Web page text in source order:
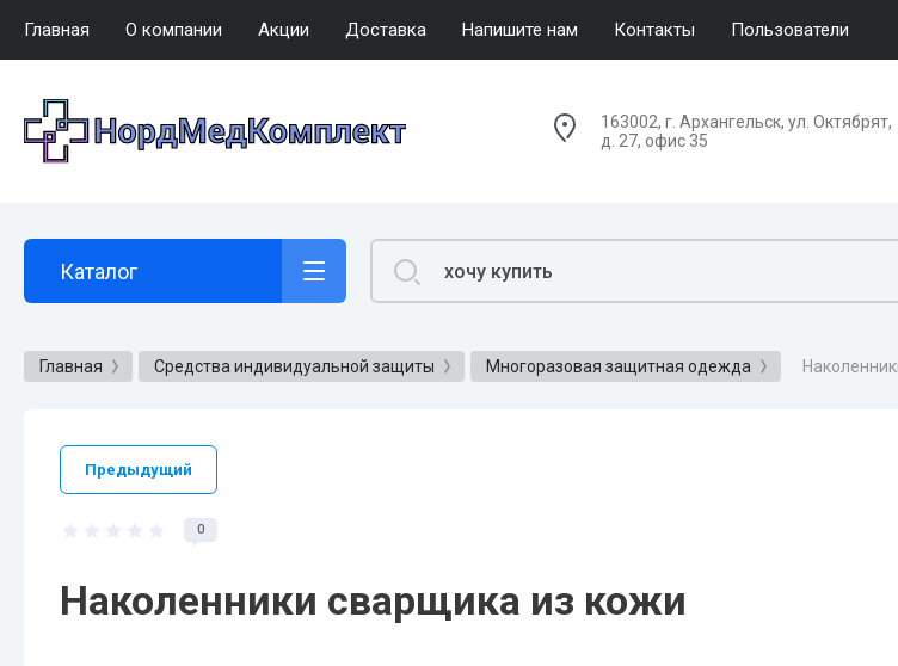
Главная О компании Акции Доставка Напишите нам Контакты Пользователи
163002, г. Архангельск, ул. Октябрят,
д. 27, офис 35
Каталог
Главная Средства индивидуальной защиты Многоразовая защитная одежда
Предыдущий
0
Наколенники сварщика из кожи